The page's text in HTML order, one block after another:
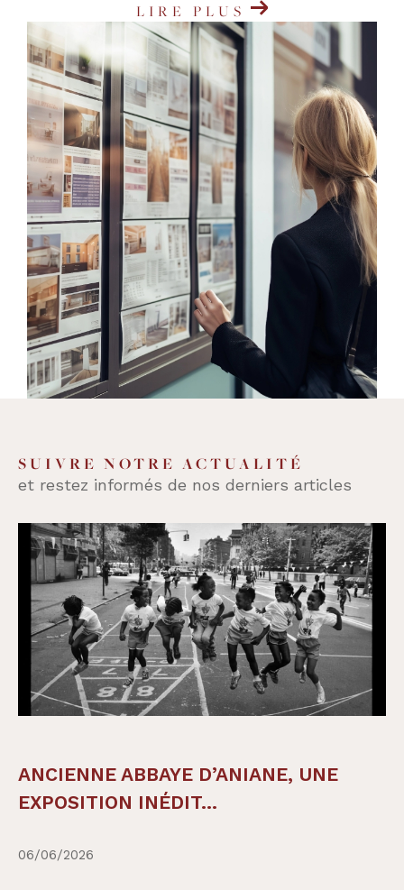
Nos agences immobilières à Aniane
(34150) et Gignac (34150) vous proposent
unesélection de biens de qualité
et variés
: de la villa avec piscine, à la grande
maison de village, de l'immeuble en cœur
de village à l'appartement avec terrasse,
mais aussi des studios, des terrains, des
murs commerciaux, des parkings et des
garages, et beaucoup d'autres
opportunitésd'achat et de location sur
un secteur entre Montpellier et
Lodève. Nous offrons également des
servicesd'estimationpour vous aider à
déterminer la valeur de votre bien
immobilier avec précision et fiabilité.
LIRE PLUS
SUIVRE NOTRE ACTUALITÉ
et restez informés de nos derniers articles
ANCIENNE ABBAYE D’ANIANE, UNE
EXPOSITION INÉDIT...
06/06/2026